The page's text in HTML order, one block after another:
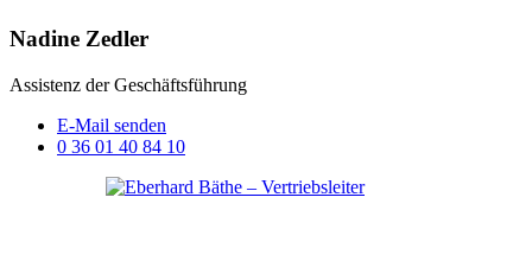
Nadine Zedler
Assistenz der Geschäftsführung
E-Mail senden
0 36 01 40 84 10